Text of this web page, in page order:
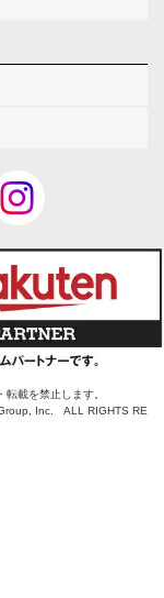
載を禁止します。
Inc. ALL RIGHTS RE